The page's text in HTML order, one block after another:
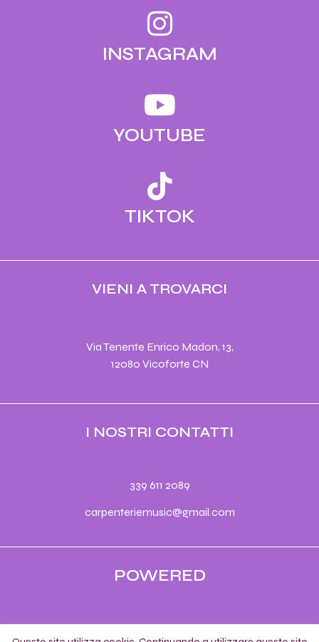
INSTAGRAM
YOUTUBE
TIKTOK
VIENI A TROVARCI
Via Tenente Enrico Madon, 13,
12080 Vicoforte CN
I NOSTRI CONTATTI
339 611 2089
carpenteriemusic@gmail.com
POWERED